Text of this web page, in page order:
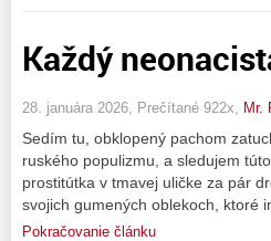
Každý
28. januára 2026, Prečítané 922x, Mr.
Sedím tu, obklopený pachom
ruského populizmu, a sledujem
prostitútka v tmavej uličke za pár
svojich gumených oblekoch, ktoré
Pokračovanie článku